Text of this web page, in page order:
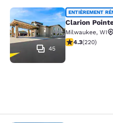
Clarion Pointe
45
ENTIÈREMENT
Clarion
Milwaukee, WI
4.25 étoiles.
4.3(220)